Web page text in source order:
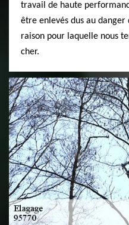
travail de haute
être enlevés dus au danger
raison pour laquelle nous
cher.